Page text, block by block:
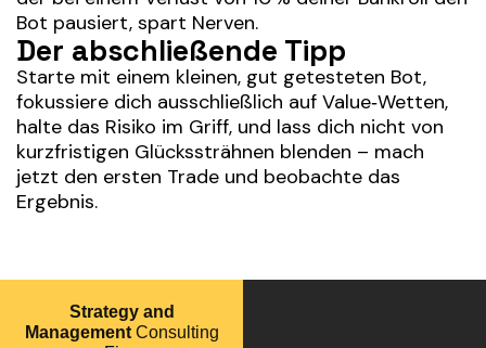
Bot pausiert, spart Nerven.
Der abschließende Tipp
Starte mit einem kleinen, gut getesteten Bot,
fokussiere dich ausschließlich auf Value‑Wetten,
halte das Risiko im Griff, und lass dich nicht von
kurzfristigen Glückssträhnen blenden – mach
jetzt den ersten Trade und beobachte das
Ergebnis.
Strategy and
ManagementConsulting